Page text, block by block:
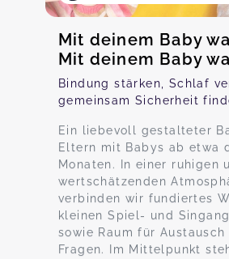
Mit deinem Baby
Mit deinem Baby
Bindung stärken, Schlaf
gemeinsam Sicherheit
Ein liebevoll gestalteter
Eltern mit Babys ab etwa
Monaten. In einer ruhigen
wertschätzenden
verbinden wir fundiertes
kleinen Spiel- und
sowie Raum für Austausch
Fragen. Im Mittelpunkt